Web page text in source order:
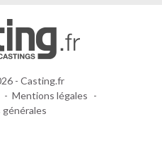
- Casting.fr
Mentions légales
TOUT